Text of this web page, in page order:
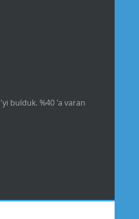
bulduk. %40 'a varan